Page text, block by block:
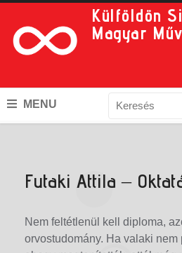
Külföldön
Magyar
MENU
Futaki Attila –
Nem feltétlenül kell diploma,
orvostudomány. Ha valaki nem